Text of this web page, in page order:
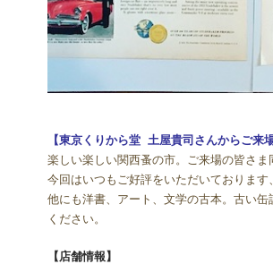
【東京くりから堂 土屋貴司さんからご来
楽しい楽しい関西蚤の市。ご来場の皆さ
今回はいつもご好評をいただいておりま
他にも洋書、アート、文学の古本。古い
ください。
【店舗情報】